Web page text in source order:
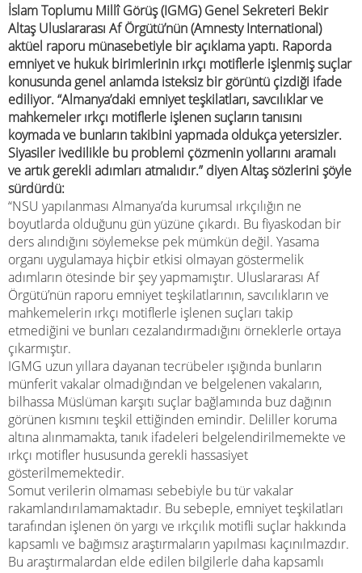
İslam Toplumu Millî Görüş (IGMG) Genel Sekreteri Bekir
Altaş Uluslararası Af Örgütü’nün (Amnesty International)
aktüel raporu münasebetiyle bir açıklama yaptı. Raporda
emniyet ve hukuk birimlerinin ırkçı motiflerle işlenmiş suçlar
konusunda genel anlamda isteksiz bir görüntü çizdiği ifade
ediliyor. “Almanya’daki emniyet teşkilatları, savcılıklar ve
mahkemeler ırkçı motiflerle işlenen suçların tanısını
koymada ve bunların takibini yapmada oldukça yetersizler.
Siyasiler ivedilikle bu problemi çözmenin yollarını aramalı
ve artık gerekli adımları atmalıdır.” diyen Altaş sözlerini şöyle
sürdürdü:
“NSU yapılanması Almanya’da kurumsal ırkçılığın ne
boyutlarda olduğunu gün yüzüne çıkardı. Bu fiyaskodan bir
ders alındığını söylemekse pek mümkün değil. Yasama
organı uygulamaya hiçbir etkisi olmayan göstermelik
adımların ötesinde bir şey yapmamıştır. Uluslararası Af
Örgütü’nün raporu emniyet teşkilatlarının, savcılıkların ve
mahkemelerin ırkçı motiflerle işlenen suçları takip
etmediğini ve bunları cezalandırmadığını örneklerle ortaya
çıkarmıştır.
IGMG uzun yıllara dayanan tecrübeler ışığında bunların
münferit vakalar olmadığından ve belgelenen vakaların,
bilhassa Müslüman karşıtı suçlar bağlamında buz dağının
görünen kısmını teşkil ettiğinden emindir. Deliller koruma
altına alınmamakta, tanık ifadeleri belgelendirilmemekte ve
ırkçı motifler hususunda gerekli hassasiyet
gösterilmemektedir.
Somut verilerin olmaması sebebiyle bu tür vakalar
rakamlandırılamamaktadır. Bu sebeple, emniyet teşkilatları
tarafından işlenen ön yargı ve ırkçılık motifli suçlar hakkında
kapsamlı ve bağımsız araştırmaların yapılması kaçınılmazdır.
Bu araştırmalardan elde edilen bilgilerle daha kapsamlı